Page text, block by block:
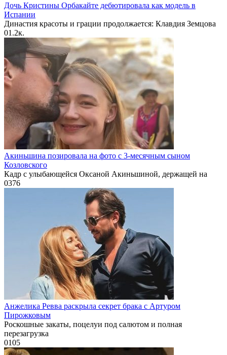
Дочь Кристины Орбакайте дебютировала как модель в
Испании
Династия красоты и грации продолжается: Клавдия Земцова
01.2к.
Акиньшина позировала на фото с 3-месячным сыном
Козловского
Кадр с улыбающейся Оксаной Акиньшиной, держащей на
0376
Анжелика Ревва раскрыла секрет брака с Артуром
Пирожковым
Роскошные закаты, поцелуи под салютом и полная
перезагрузка
0105